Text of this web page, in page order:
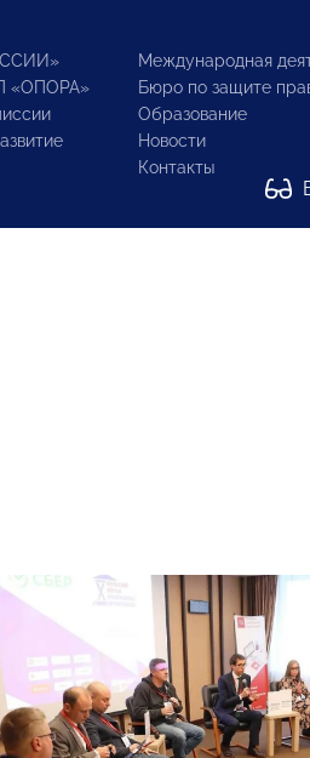
«ОПОРА»
Международная
Бюро по защите
Образование
Новости
Контакты